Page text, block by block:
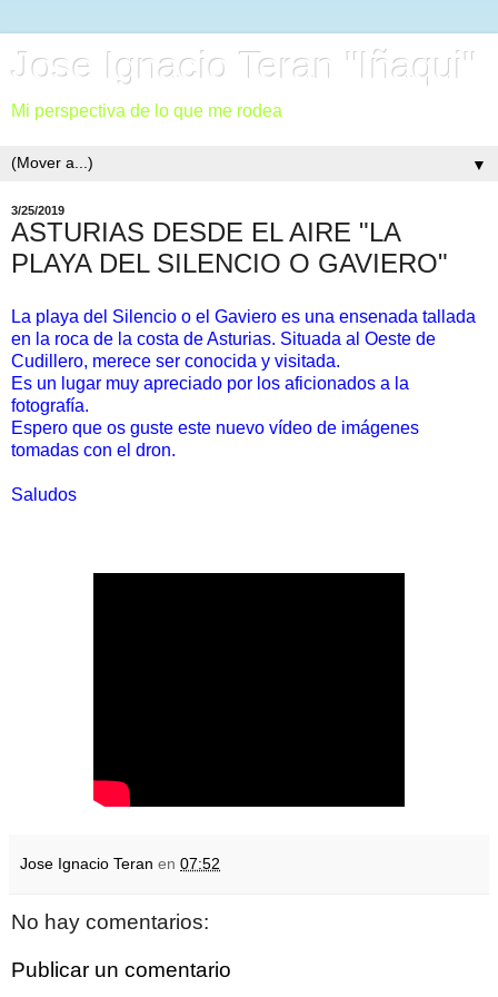
Jose Ignacio Teran "Iñaqui"
Mi perspectiva de lo que me rodea
▼
3/25/2019
ASTURIAS DESDE EL AIRE "LA
PLAYA DEL SILENCIO O GAVIERO"
La playa del Silencio o el Gaviero es una ensenada tallada
en la roca de la costa de Asturias. Situada al Oeste de
Cudillero, merece ser conocida y visitada.
Es un lugar muy apreciado por los aficionados a la
fotografía.
Espero que os guste este nuevo vídeo de imágenes
tomadas con el dron.
Saludos
Jose Ignacio Teran en 07:52
No hay comentarios:
Publicar un comentario